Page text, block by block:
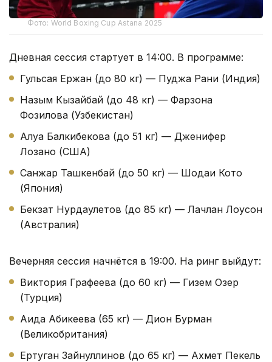
Фото: World Boxing Cup Astana 2025
Дневная сессия стартует в 14:00. В программе:
Гульсая Ержан (до 80 кг) — Пуджа Рани (Индия)
Назым Кызайбай (до 48 кг) — Фарзона
Фозилова (Узбекистан)
Алуа Балкибекова (до 51 кг) — Дженифер
Лозано (США)
Санжар Ташкенбай (до 50 кг) — Шодаи Кото
(Япония)
Бекзат Нурдаулетов (до 85 кг) — Лачлан Лоусон
(Австралия)
Вечерняя сессия начнётся в 19:00. На ринг выйдут:
Виктория Графеева (до 60 кг) — Гизем Озер
(Турция)
Аида Абикеева (65 кг) — Дион Бурман
(Великобритания)
Ертуган Зайнуллинов (до 65 кг) — Ахмет Пекель